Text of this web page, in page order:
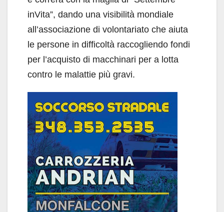
inVita”, dando una visibilità mondiale
all’associazione di volontariato che aiuta
le persone in difficoltà raccogliendo fondi
per l’acquisto di macchinari per a lotta
contro le malattie più gravi.